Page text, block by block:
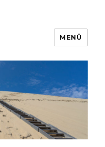
MENÜ